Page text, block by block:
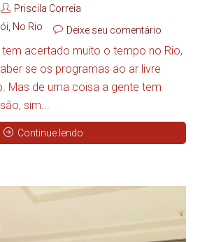
Priscila Correia
, No Rio Deixe seu comentário
acertado muito o tempo no Rio,
se os programas ao ar livre
Mas de uma coisa a gente tem
sim...
Continue lendo